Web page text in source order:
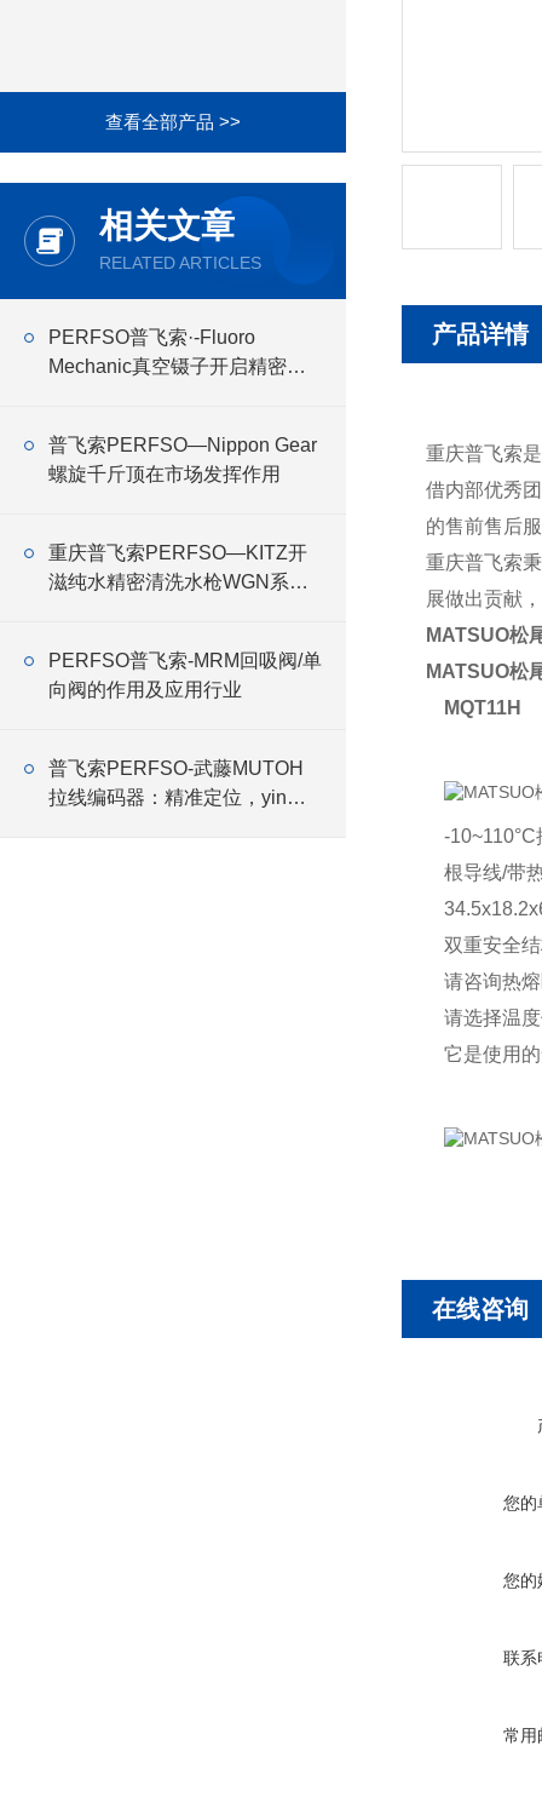
查看全部产品 >>
相关文章
RELATED ARTICLES
PERFSO普飞索·-Fluoro
Mechanic真空镊子开启精密操
普飞索PERFSO—Nippon Gear
螺旋千斤顶在市场发挥作用
重庆普飞索PERFSO—KITZ开
滋纯水精密清洗水枪WGN系列
PERFSO普飞索-MRM回吸阀/单
向阀的作用及应用行业
普飞索PERFSO-武藤MUTOH
拉线编码器：精准定位，yin领
产品详情
重庆普飞索
借内部优秀
的售前售后
重庆普飞索
展做出贡献
MATSUO松
MATSUO松
MQT11H
-
根导线/带
双重安全
请咨询热
请选择温
它是使用
在线咨询
您的
您的
联系
常用